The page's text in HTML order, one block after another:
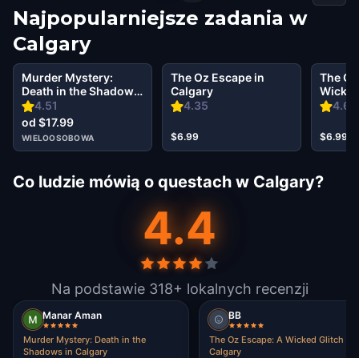
Najpopularniejsze zadania w
Calgary
4.51
Murder Mystery:
Death in the Shadows
in Calgary
od $17.99
WIELOOSOBOWA
4.35
The Oz Escape in
Calgary
$6.99
4.69
The
$6.99
Co ludzie mówią o questach w Calgary?
4.4
Na podstawie 318+ lokalnych recenzji
Manar Aman
Murder Mystery: Death in the
Shadows in Calgary
BB
The Oz Escape: A Wicked Glitch in
Calgary